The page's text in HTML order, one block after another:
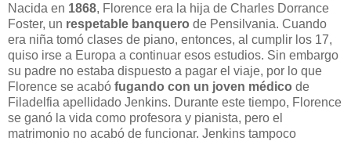
Nacida en 1868, Florence era la hija de Charles Dorrance
Foster, un respetable banquero de Pensilvania. Cuando
era niña tomó clases de piano, entonces, al cumplir los 17,
quiso irse a Europa a continuar esos estudios. Sin embargo
su padre no estaba dispuesto a pagar el viaje, por lo que
Florence se acabó fugando con un joven médico de
Filadelfia apellidado Jenkins. Durante este tiempo, Florence
se ganó la vida como profesora y pianista, pero el
matrimonio no acabó de funcionar. Jenkins tampoco